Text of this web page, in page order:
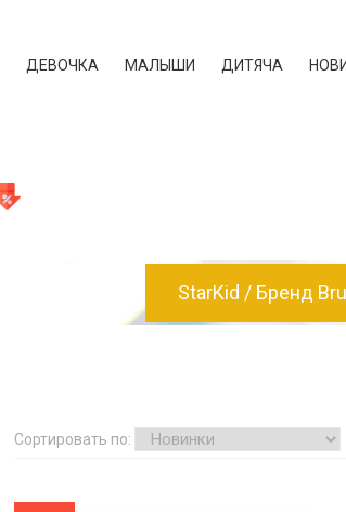
ДЕВОЧКА МАЛЫШИ ДИТЯЧА
StarKid Бренд
Сортировать по: